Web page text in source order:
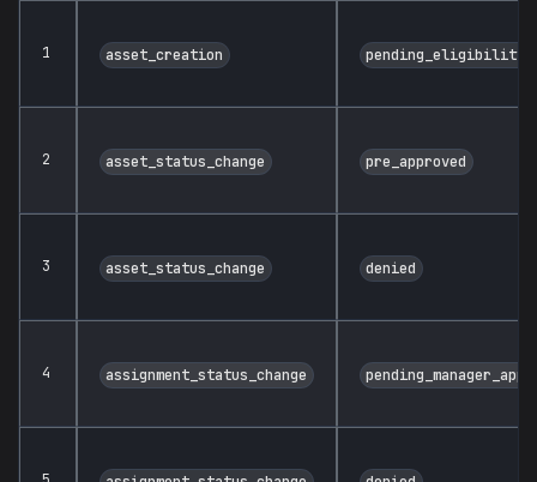
1 asset_creation pending_eligibility
2 asset_status_change pre_approved
3 asset_status_change denied
4 assignment_status_change